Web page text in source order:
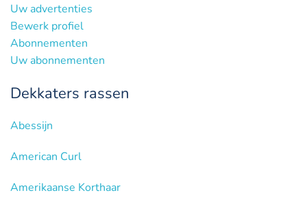
Uw advertenties
Bewerk profiel
Abonnementen
Uw abonnementen
Dekkaters rassen
Abessijn
American Curl
Amerikaanse Korthaar